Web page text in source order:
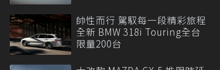
帥性而行 駕馭每一段精彩旅程
全新 BMW 318i Touring全台
限量200台